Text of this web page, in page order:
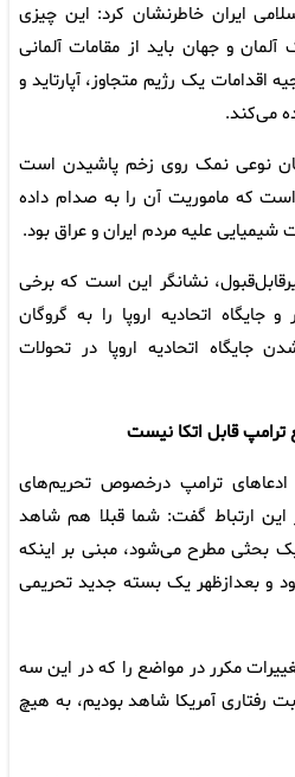
ایران خاطرنشان کرد: این چیزی
و جهان باید از مقامات آلمانی
اقدامات یک رژیم متجاوز، آپارتاید و
می‌کند.
نوعی نمک روی زخم پاشیدن است
است که ماموریت آن را به صدام داده
شیمیایی علیه مردم ایران و عراق بود.
نشانگر این است که برخی
جایگاه اتحادیه اروپا را به گروگان
جایگاه اتحادیه اروپا در تحولات
ترامپ قابل اتکا نیست
ادعاهای ترامپ درخصوص تحریم‌های
ارتباط گفت: شما قبلا هم شاهد
بحثی مطرح می‌شود، مبنی بر اینکه
و بعدازظهر یک بسته جدید تحریمی
مکرر در مواضع را که در این سه
رفتاری آمریکا شاهد بودیم، به هیچ